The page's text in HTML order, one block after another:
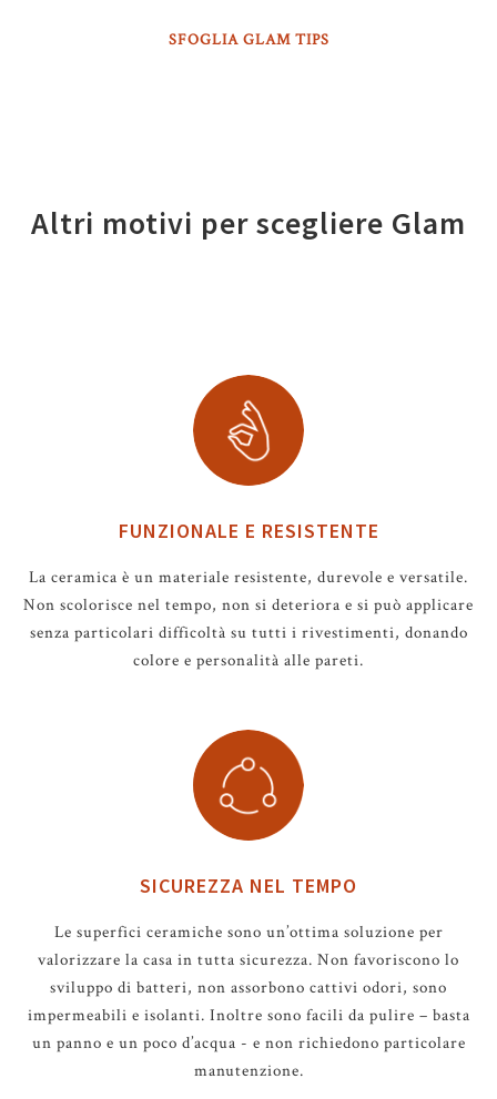
SFOGLIA GLAM TIPS
Altri motivi per scegliere Glam
FUNZIONALE E RESISTENTE
La ceramica è un materiale resistente, durevole e versatile.
Non scolorisce nel tempo, non si deteriora e si può applicare
senza particolari difficoltà su tutti i rivestimenti, donando
colore e personalità alle pareti.
SICUREZZA NEL TEMPO
Le superfici ceramiche sono un’ottima soluzione per
valorizzare la casa in tutta sicurezza. Non favoriscono lo
sviluppo di batteri, non assorbono cattivi odori, sono
impermeabili e isolanti. Inoltre sono facili da pulire – basta
un panno e un poco d’acqua - e non richiedono particolare
manutenzione.